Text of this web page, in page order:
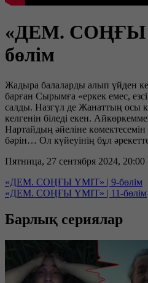
«ДЕМ. СОҢҒЫ
бөлім
Жадыра балаларды алып үйден
барған Сырымға «еркек емес,
салды. Назгүл де Жанаттың осы
келгенін біледі екен.
Нартайдың әйеліне
бәрін… Ол күйеуінің бұл
Пятница, 27 сентября 2024, 20:00
«ДЕМ. СОҢҒЫ ҮМІТ» | 9-бөлім
«ДЕМ. СОҢҒЫ ҮМІТ» | 11-бөлім
Барлық сериялар